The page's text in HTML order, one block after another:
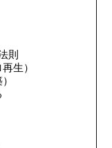
則
生）